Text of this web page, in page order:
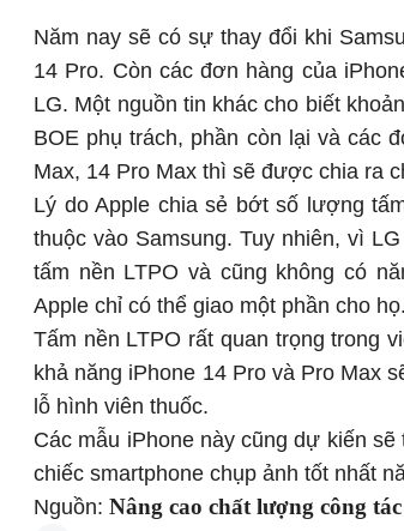
Năm nay sẽ có sự thay đổi khi
14 Pro. Còn các đơn hàng của
LG. Một nguồn tin khác cho biết
BOE phụ trách, phần còn lại và các
Max, 14 Pro Max thì sẽ được chia ra
Lý do Apple chia sẻ bớt số lượng
thuộc vào Samsung. Tuy nhiên, vì
tấm nền LTPO và cũng không có
Apple chỉ có thể giao một phần cho họ.
Tấm nền LTPO rất quan trọng trong
khả năng iPhone 14 Pro và Pro Max
lỗ hình viên thuốc.
Các mẫu iPhone này cũng dự kiến
chiếc smartphone chụp ảnh tốt nhất
Nguồn: Nâng cao chất lượng công